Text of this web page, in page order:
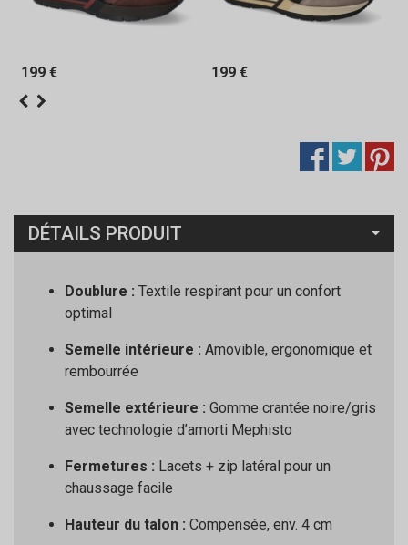
199 € 199 €
DÉTAILS PRODUIT
Doublure : Textile respirant pour un confort
optimal
Semelle intérieure : Amovible, ergonomique et
rembourrée
Semelle extérieure : Gomme crantée noire/gris
avec technologie d’amorti Mephisto
Fermetures : Lacets + zip latéral pour un
chaussage facile
Hauteur du talon : Compensée, env. 4 cm